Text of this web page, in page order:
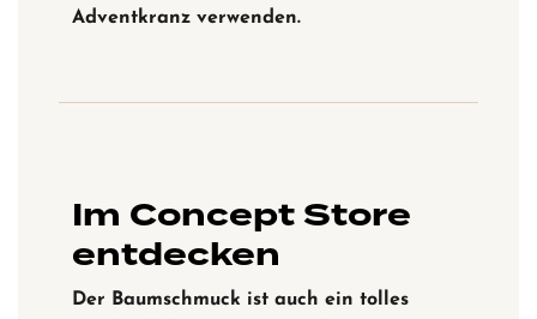
Adventkranz verwenden.
Im Concept Store
entdecken
Der Baumschmuck ist auch ein tolles